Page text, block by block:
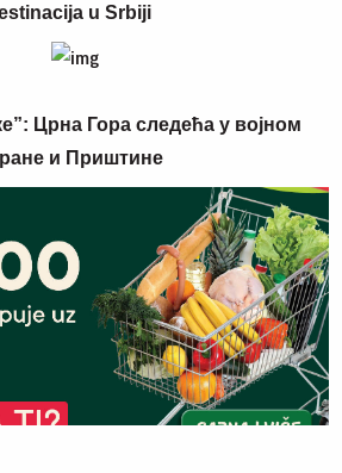
u Srbiji
Црна Гора следећа у војном
и Приштине